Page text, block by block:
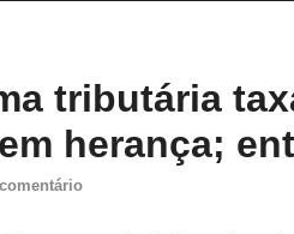
tributária
herança;